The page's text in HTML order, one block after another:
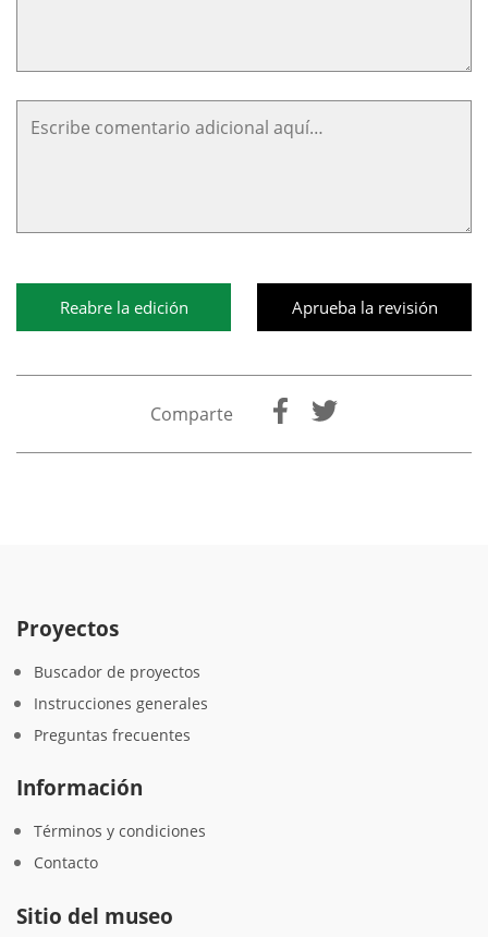
Reabre la edición Aprueba la revisión
Comparte
Proyectos
Buscador de proyectos
Instrucciones generales
Preguntas frecuentes
Información
Términos y condiciones
Contacto
Sitio del museo